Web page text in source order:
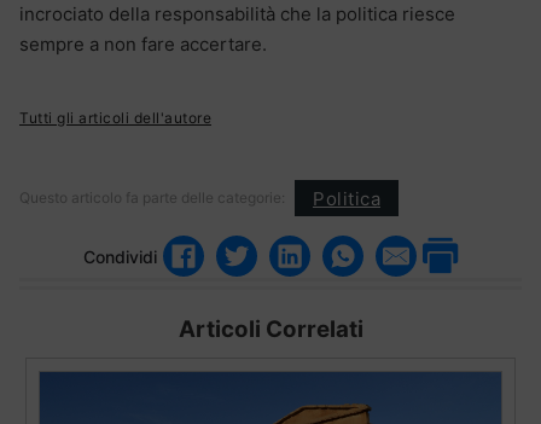
incrociato della responsabilità che la politica riesce
sempre a non fare accertare.
Tutti gli articoli dell'autore
Questo articolo fa parte delle categorie: Politica
Condividi
Articoli Correlati